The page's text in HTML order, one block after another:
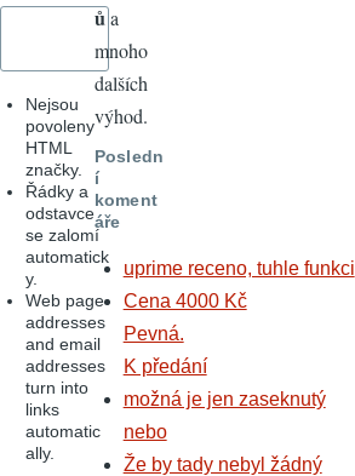
Nejsou
povoleny
HTML
značky.
Řádky a
odstavce
se zalomí
automatick
y.
Web page
addresses
and email
addresses
turn into
links
automatic
ally.
ůa
mnoho
dalších
výhod.
Posledn
í
koment
áře
uprime receno, tuhle funkci
Cena 4000 Kč
Pevná.
K předání
možná je jen zaseknutý
nebo
Že by tady nebyl žádný